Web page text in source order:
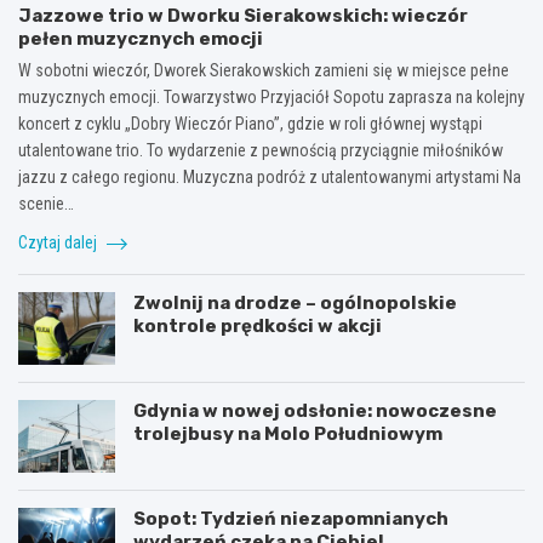
Jazzowe trio w Dworku Sierakowskich: wieczór
pełen muzycznych emocji
W sobotni wieczór, Dworek Sierakowskich zamieni się w miejsce pełne
muzycznych emocji. Towarzystwo Przyjaciół Sopotu zaprasza na kolejny
koncert z cyklu „Dobry Wieczór Piano”, gdzie w roli głównej wystąpi
utalentowane trio. To wydarzenie z pewnością przyciągnie miłośników
jazzu z całego regionu. Muzyczna podróż z utalentowanymi artystami Na
scenie…
Czytaj dalej
Zwolnij na drodze – ogólnopolskie
kontrole prędkości w akcji
Gdynia w nowej odsłonie: nowoczesne
trolejbusy na Molo Południowym
Sopot: Tydzień niezapomnianych